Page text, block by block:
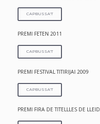
CAPBUSSA'T
PREMI FETEN 2011
CAPBUSSA'T
PREMI FESTIVAL TITIRIJAI 2009
CAPBUSSA'T
PREMI FIRA DE TITELLLES DE